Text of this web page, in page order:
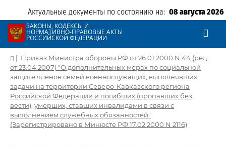
Актуальные документы по состоянию на: 08 августа 2026
ЗАКОНЫ, КОДЕКСЫ И
НОРМАТИВНО-ПРАВОВЫЕ АКТЫ
РОССИЙСКОЙ ФЕДЕРАЦИИ
| Приказ Министра обороны РФ от 26.01.2000 N 44 (ред.
от 23.04.2007) "О дополнительных мерах по социальной
защите членов семей военнослужащих, выполнявших
задачи на территории Северо-Кавказского региона
Российской Федерации и погибших (пропавших без
вести), умерших, ставших инвалидами в связи с
выполнением служебных обязанностей"
(Зарегистрировано в Минюсте РФ 17.02.2000 N 2116)